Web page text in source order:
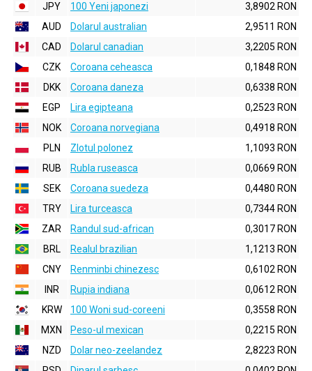
JPY
100 Yeni japonezi
3,8902 RON
AUD
Dolarul australian
2,9511 RON
CAD
Dolarul canadian
3,2205 RON
CZK
Coroana ceheasca
0,1848 RON
DKK
Coroana daneza
0,6338 RON
EGP
Lira egipteana
0,2523 RON
NOK
Coroana norvegiana
0,4918 RON
PLN
Zlotul polonez
1,1093 RON
RUB
Rubla ruseasca
0,0669 RON
SEK
Coroana suedeza
0,4480 RON
TRY
Lira turceasca
0,7344 RON
ZAR
Randul sud-african
0,3017 RON
BRL
Realul brazilian
1,1213 RON
CNY
Renminbi chinezesc
0,6102 RON
INR
Rupia indiana
0,0612 RON
KRW
100 Woni sud-coreeni
0,3558 RON
MXN
Peso-ul mexican
0,2215 RON
NZD
Dolar neo-zeelandez
2,8223 RON